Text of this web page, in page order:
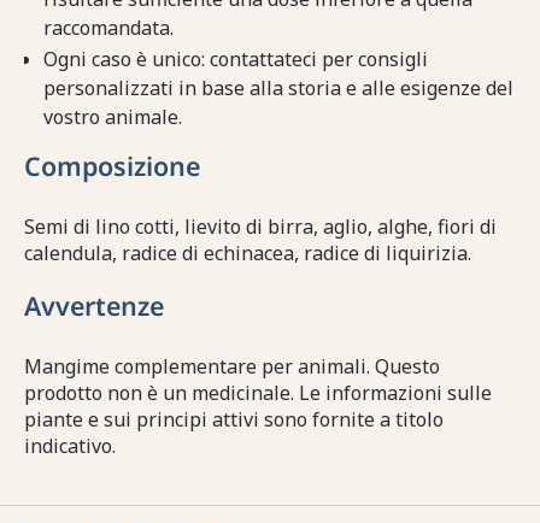
raccomandata.
Ogni caso è unico: contattateci per consigli
personalizzati in base alla storia e alle esigenze del
vostro animale.
Composizione
Semi di lino cotti, lievito di birra, aglio, alghe, fiori di
calendula, radice di echinacea, radice di liquirizia.
Avvertenze
Mangime complementare per animali. Questo
prodotto non è un medicinale. Le informazioni sulle
piante e sui principi attivi sono fornite a titolo
indicativo.